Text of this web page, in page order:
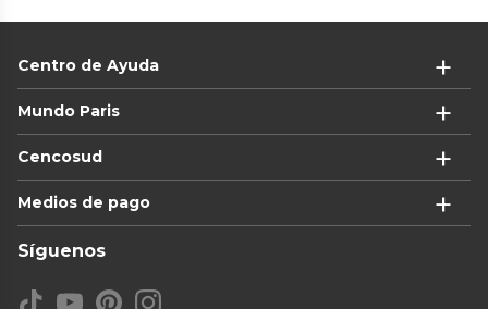
Centro de Ayuda
Mundo Paris
Cencosud
Medios de pago
Síguenos